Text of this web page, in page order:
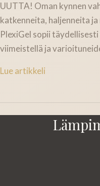
UUTTA! Oman kynnen
katkenneita, haljenneita
PlexiGel sopii
viimeistellä ja
Lue artikkeli